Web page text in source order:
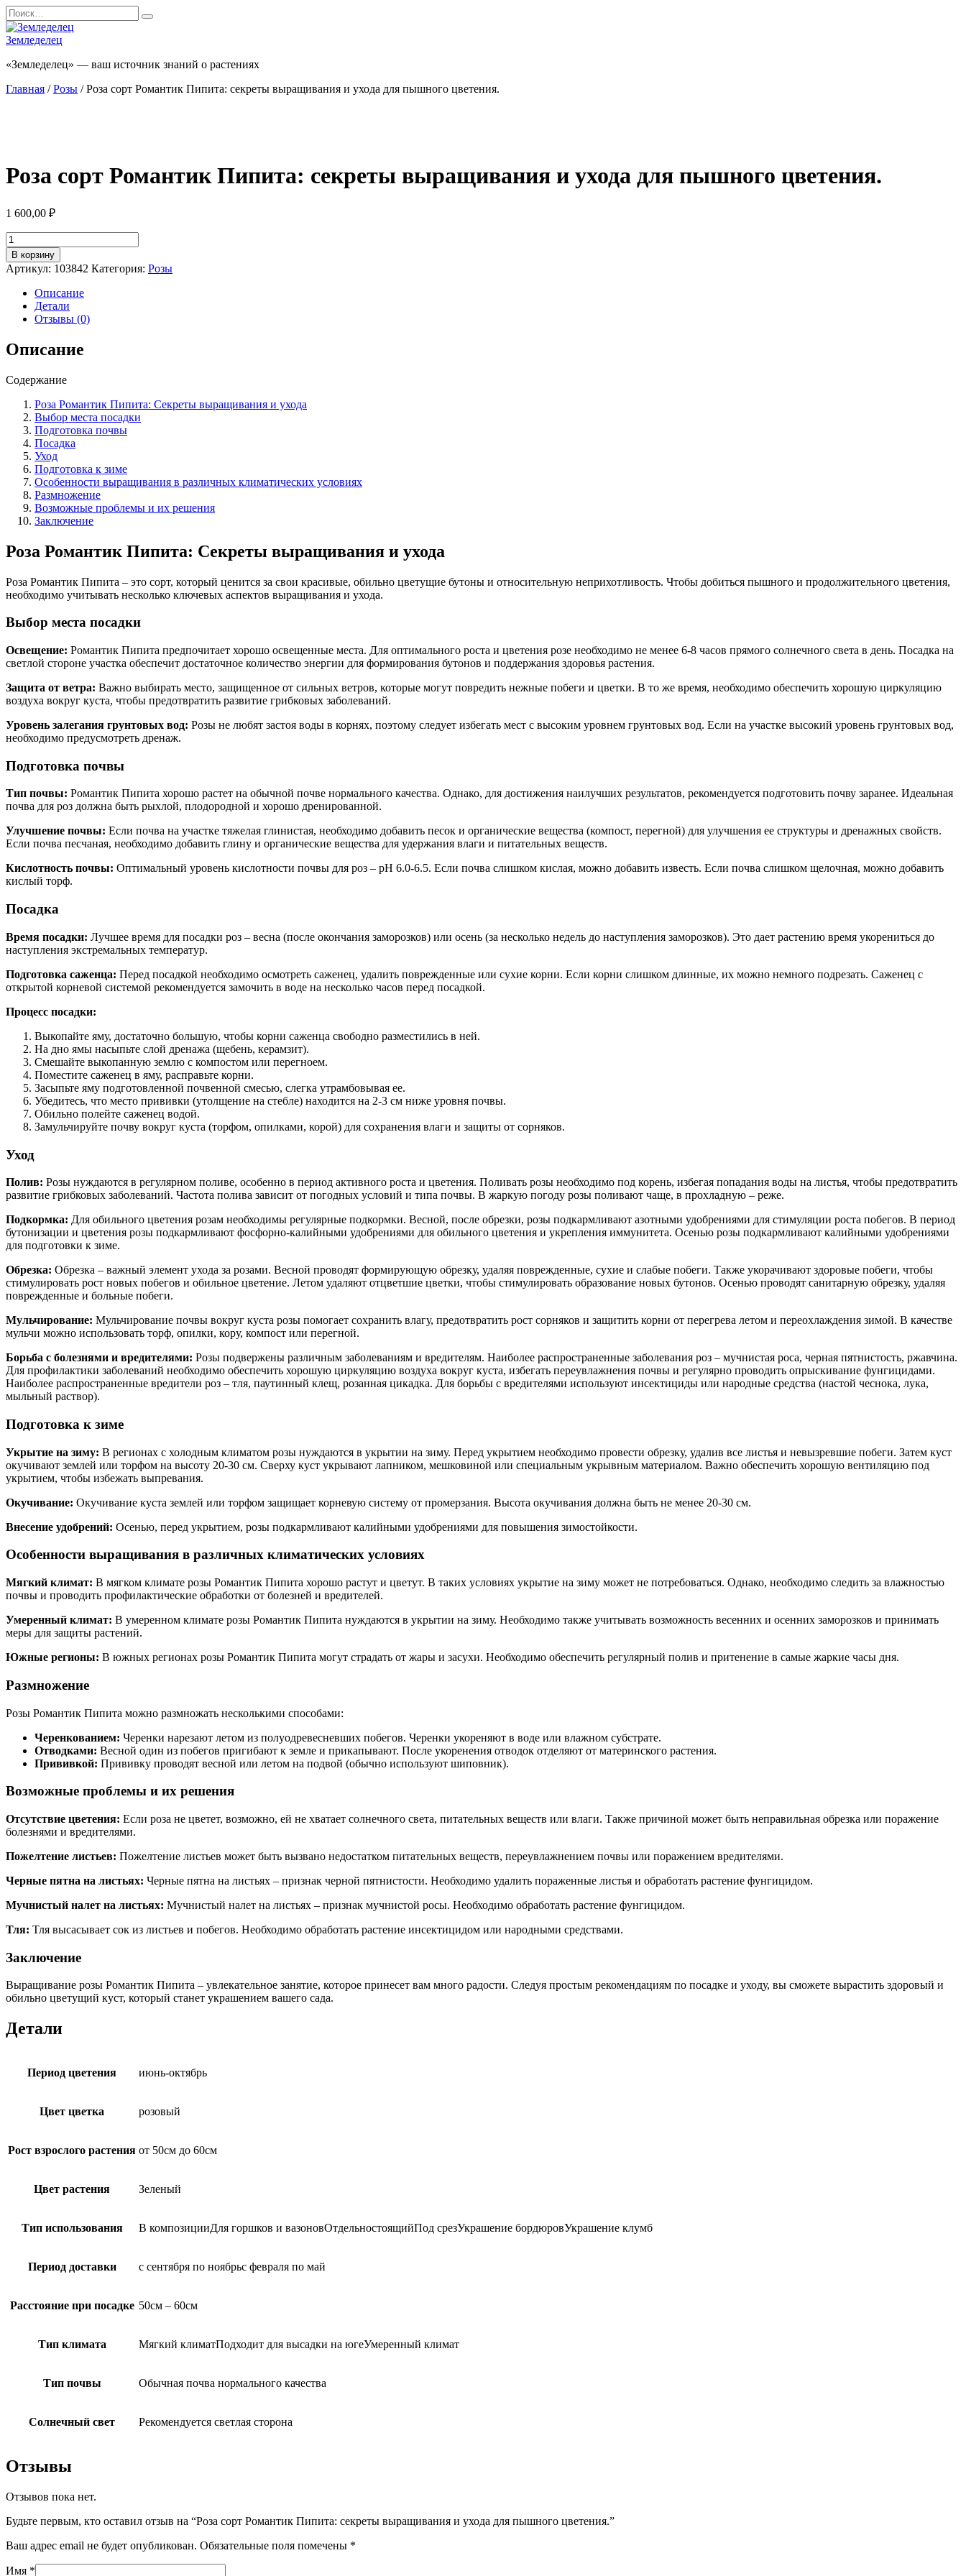
Перейти
к
содержанию
Search
for:
Земледелец
«Земледелец» — ваш источник знаний о растениях
Главная /Розы / Роза сорт Романтик Пипита: секреты выращивания и ухода для пышного цветения.
Роза сорт Романтик Пипита: секреты выращивания и ухода для пышного цветения.
1 600,00 ₽
Количество
товара
Роза
сорт
Романтик
Пипита:
секреты
выращивания
и
ухода
пышного
В корзину
Артикул: 103842 Категория: Розы
Описание
Детали
Отзывы (0)
Описание
Содержание
Роза Романтик Пипита: Секреты выращивания и ухода
Выбор места посадки
Подготовка почвы
Посадка
Уход
Подготовка к зиме
Особенности выращивания в различных климатических условиях
Размножение
Возможные проблемы и их решения
Заключение
Роза Романтик Пипита: Секреты выращивания и ухода
Роза Романтик Пипита – это сорт, который ценится за свои красивые, обильно цветущие бутоны и относительную неприхотливость. Чтобы добиться пышного и продолжительного цветения,
необходимо учитывать несколько ключевых аспектов выращивания и ухода.
Выбор места посадки
Освещение: Романтик Пипита предпочитает хорошо освещенные места. Для оптимального роста и цветения розе необходимо не менее 6-8 часов прямого солнечного света в день. Посадка на
светлой стороне участка обеспечит достаточное количество энергии для формирования бутонов и поддержания здоровья растения.
Защита от ветра: Важно выбирать место, защищенное от сильных ветров, которые могут повредить нежные побеги и цветки. В то же время, необходимо обеспечить хорошую циркуляцию
воздуха вокруг куста, чтобы предотвратить развитие грибковых заболеваний.
Уровень залегания грунтовых вод: Розы не любят застоя воды в корнях, поэтому следует избегать мест с высоким уровнем грунтовых вод. Если на участке высокий уровень грунтовых вод,
необходимо предусмотреть дренаж.
Подготовка почвы
Тип почвы: Романтик Пипита хорошо растет на обычной почве нормального качества. Однако, для достижения наилучших результатов, рекомендуется подготовить почву заранее. Идеальная
почва для роз должна быть рыхлой, плодородной и хорошо дренированной.
Улучшение почвы: Если почва на участке тяжелая глинистая, необходимо добавить песок и органические вещества (компост, перегной) для улучшения ее структуры и дренажных свойств.
Если почва песчаная, необходимо добавить глину и органические вещества для удержания влаги и питательных веществ.
Кислотность почвы: Оптимальный уровень кислотности почвы для роз – pH 6.0-6.5. Если почва слишком кислая, можно добавить известь. Если почва слишком щелочная, можно добавить
кислый торф.
Посадка
Время посадки: Лучшее время для посадки роз – весна (после окончания заморозков) или осень (за несколько недель до наступления заморозков). Это дает растению время укорениться до
наступления экстремальных температур.
Подготовка саженца: Перед посадкой необходимо осмотреть саженец, удалить поврежденные или сухие корни. Если корни слишком длинные, их можно немного подрезать. Саженец с
открытой корневой системой рекомендуется замочить в воде на несколько часов перед посадкой.
Процесс посадки:
Выкопайте яму, достаточно большую, чтобы корни саженца свободно разместились в ней.
На дно ямы насыпьте слой дренажа (щебень, керамзит).
Смешайте выкопанную землю с компостом или перегноем.
Поместите саженец в яму, расправьте корни.
Засыпьте яму подготовленной почвенной смесью, слегка утрамбовывая ее.
Убедитесь, что место прививки (утолщение на стебле) находится на 2-3 см ниже уровня почвы.
Обильно полейте саженец водой.
Замульчируйте почву вокруг куста (торфом, опилками, корой) для сохранения влаги и защиты от сорняков.
Уход
Полив: Розы нуждаются в регулярном поливе, особенно в период активного роста и цветения. Поливать розы необходимо под корень, избегая попадания воды на листья, чтобы предотвратить
развитие грибковых заболеваний. Частота полива зависит от погодных условий и типа почвы. В жаркую погоду розы поливают чаще, в прохладную – реже.
Подкормка: Для обильного цветения розам необходимы регулярные подкормки. Весной, после обрезки, розы подкармливают азотными удобрениями для стимуляции роста побегов. В период
бутонизации и цветения розы подкармливают фосфорно-калийными удобрениями для обильного цветения и укрепления иммунитета. Осенью розы подкармливают калийными удобрениями
для подготовки к зиме.
Обрезка: Обрезка – важный элемент ухода за розами. Весной проводят формирующую обрезку, удаляя поврежденные, сухие и слабые побеги. Также укорачивают здоровые побеги, чтобы
стимулировать рост новых побегов и обильное цветение. Летом удаляют отцветшие цветки, чтобы стимулировать образование новых бутонов. Осенью проводят санитарную обрезку, удаляя
поврежденные и больные побеги.
Мульчирование: Мульчирование почвы вокруг куста розы помогает сохранить влагу, предотвратить рост сорняков и защитить корни от перегрева летом и переохлаждения зимой. В качестве
мульчи можно использовать торф, опилки, кору, компост или перегной.
Борьба с болезнями и вредителями: Розы подвержены различным заболеваниям и вредителям. Наиболее распространенные заболевания роз – мучнистая роса, черная пятнистость, ржавчина.
Для профилактики заболеваний необходимо обеспечить хорошую циркуляцию воздуха вокруг куста, избегать переувлажнения почвы и регулярно проводить опрыскивание фунгицидами.
Наиболее распространенные вредители роз – тля, паутинный клещ, розанная цикадка. Для борьбы с вредителями используют инсектициды или народные средства (настой чеснока, лука,
мыльный раствор).
Подготовка к зиме
Укрытие на зиму: В регионах с холодным климатом розы нуждаются в укрытии на зиму. Перед укрытием необходимо провести обрезку, удалив все листья и невызревшие побеги. Затем куст
окучивают землей или торфом на высоту 20-30 см. Сверху куст укрывают лапником, мешковиной или специальным укрывным материалом. Важно обеспечить хорошую вентиляцию под
укрытием, чтобы избежать выпревания.
Окучивание: Окучивание куста землей или торфом защищает корневую систему от промерзания. Высота окучивания должна быть не менее 20-30 см.
Внесение удобрений: Осенью, перед укрытием, розы подкармливают калийными удобрениями для повышения зимостойкости.
Особенности выращивания в различных климатических условиях
Мягкий климат: В мягком климате розы Романтик Пипита хорошо растут и цветут. В таких условиях укрытие на зиму может не потребоваться. Однако, необходимо следить за влажностью
почвы и проводить профилактические обработки от болезней и вредителей.
Умеренный климат: В умеренном климате розы Романтик Пипита нуждаются в укрытии на зиму. Необходимо также учитывать возможность весенних и осенних заморозков и принимать
меры для защиты растений.
Южные регионы: В южных регионах розы Романтик Пипита могут страдать от жары и засухи. Необходимо обеспечить регулярный полив и притенение в самые жаркие часы дня.
Размножение
Розы Романтик Пипита можно размножать несколькими способами:
Черенкованием: Черенки нарезают летом из полуодревесневших побегов. Черенки укореняют в воде или влажном субстрате.
Отводками: Весной один из побегов пригибают к земле и прикапывают. После укоренения отводок отделяют от материнского растения.
Прививкой: Прививку проводят весной или летом на подвой (обычно используют шиповник).
Возможные проблемы и их решения
Отсутствие цветения: Если роза не цветет, возможно, ей не хватает солнечного света, питательных веществ или влаги. Также причиной может быть неправильная обрезка или поражение
болезнями и вредителями.
Пожелтение листьев: Пожелтение листьев может быть вызвано недостатком питательных веществ, переувлажнением почвы или поражением вредителями.
Черные пятна на листьях: Черные пятна на листьях – признак черной пятнистости. Необходимо удалить пораженные листья и обработать растение фунгицидом.
Мучнистый налет на листьях: Мучнистый налет на листьях – признак мучнистой росы. Необходимо обработать растение фунгицидом.
Тля: Тля высасывает сок из листьев и побегов. Необходимо обработать растение инсектицидом или народными средствами.
Заключение
Выращивание розы Романтик Пипита – увлекательное занятие, которое принесет вам много радости. Следуя простым рекомендациям по посадке и уходу, вы сможете вырастить здоровый и
обильно цветущий куст, который станет украшением вашего сада.
Детали
Период цветения июнь-октябрь
Цвет цветка розовый
Рост взрослого растения от 50см до 60см
Цвет растения Зеленый
Тип использования В композицииДля горшков и вазоновОтдельностоящийПод срезУкрашение бордюровУкрашение клумб
Период доставки с сентября по ноябрьс февраля по май
Расстояние при посадке 50см – 60см
Тип климата Мягкий климатПодходит для высадки на югеУмеренный климат
Тип почвы Обычная почва нормального качества
Солнечный свет Рекомендуется светлая сторона
Отзывы
Отзывов пока нет.
Будьте первым, кто оставил отзыв на “Роза сорт Романтик Пипита: секреты выращивания и ухода для пышного цветения.”
Ваш адрес email не будет опубликован. Обязательные поля помечены *
Имя *